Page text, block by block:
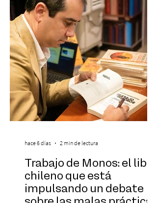
selección anual de la publicación que
destaca a los artistas menores de 21 años
más influyentes de la industria musical.
Este reconocimiento reaf
Trabajo de Monos: el libro
chileno que está
impulsando un debate
hace 6 días 2 min de lectura